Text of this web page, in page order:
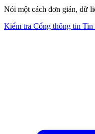
Nói một cách đơn giản, dữ
Kiểm tra Cổng thông tin Tin